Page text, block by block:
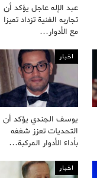
عبد الإله عاجل يؤكد أن
تجاربه الفنية تزداد تميزا
مع الأدوار…
اخبار
يوسف الجندي يؤكد أن
التحديات تعزز شغفه
بأداء الأدوار المركبة…
اخبار